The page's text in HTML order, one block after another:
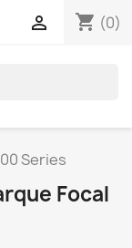
shopping_cart (0)

Series
Focal